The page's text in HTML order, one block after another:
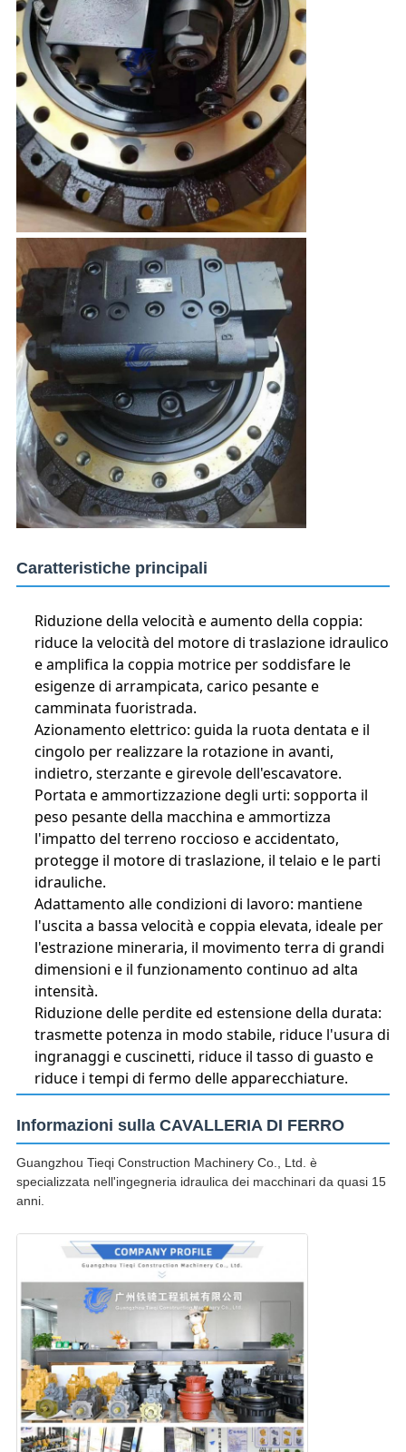
Caratteristiche principali
Riduzione della velocità e aumento della coppia:
riduce la velocità del motore di traslazione idraulico
e amplifica la coppia motrice per soddisfare le
esigenze di arrampicata, carico pesante e
camminata fuoristrada.
Azionamento elettrico: guida la ruota dentata e il
cingolo per realizzare la rotazione in avanti,
indietro, sterzante e girevole dell'escavatore.
Portata e ammortizzazione degli urti: sopporta il
peso pesante della macchina e ammortizza
l'impatto del terreno roccioso e accidentato,
protegge il motore di traslazione, il telaio e le parti
idrauliche.
Adattamento alle condizioni di lavoro: mantiene
l'uscita a bassa velocità e coppia elevata, ideale per
l'estrazione mineraria, il movimento terra di grandi
dimensioni e il funzionamento continuo ad alta
intensità.
Riduzione delle perdite ed estensione della durata:
trasmette potenza in modo stabile, riduce l'usura di
ingranaggi e cuscinetti, riduce il tasso di guasto e
riduce i tempi di fermo delle apparecchiature.
Informazioni sulla CAVALLERIA DI FERRO
Guangzhou Tieqi Construction Machinery Co., Ltd. è
specializzata nell'ingegneria idraulica dei macchinari da quasi 15
anni.